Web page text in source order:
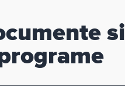
si